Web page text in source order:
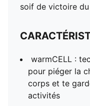
soif de victoire
warmCELL :
pour piéger la
corps et te
activités